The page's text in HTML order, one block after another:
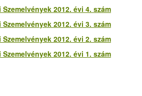
2012. évi 4. szám
2012. évi 3. szám
2012. évi 2. szám
2012. évi 1. szám